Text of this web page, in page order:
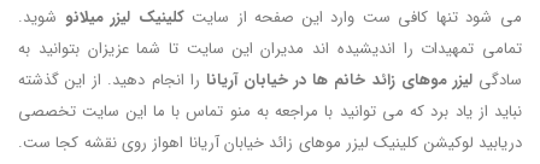
می شود تنها کافی ست وارد این صفحه از سایتکلینیک لیزر میلانو شوید.
تمامی تمهیدات را اندیشیده اند مدیران این سایت تا شما عزیزان بتوانید به
سادگیلیزر موهای زائد خانم ها در خیابان آریانا را انجام دهید. از این گذشته
نباید از یاد برد که می توانید با مراجعه به منو تماس با ما این سایت تخصصی
دریابید لوکیشن کلینیک لیزر موهای زائد خیابان آریانا اهواز روی نقشه کجا ست.